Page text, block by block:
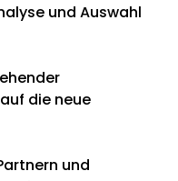
und Auswahl
die neue
und